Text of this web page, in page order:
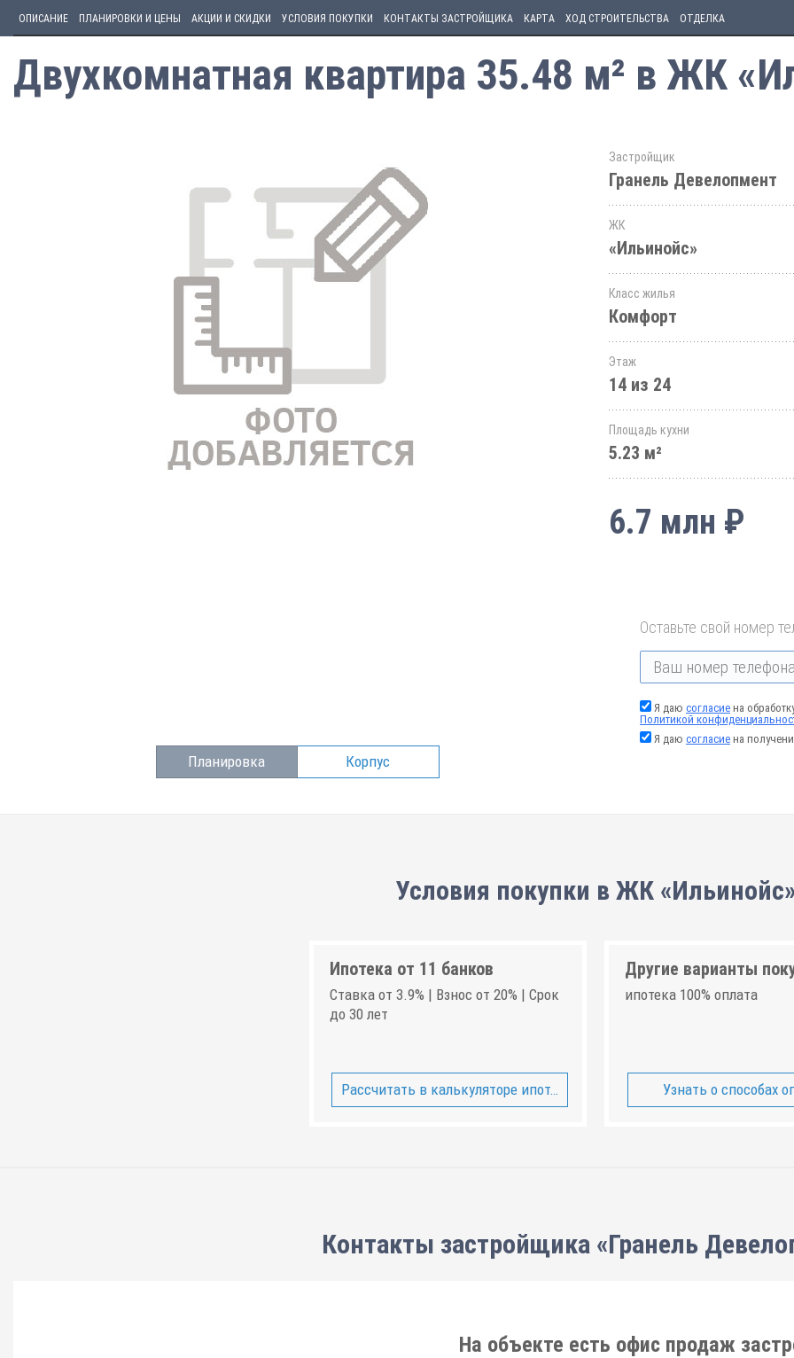
ОПИСАНИЕ ПЛАНИРОВКИ И ЦЕНЫ АКЦИИ И СКИДКИ УСЛОВИЯ ПОКУПКИ КОНТАКТЫ ЗАСТРОЙЩИКА КАРТА ХОД СТРОИТЕЛЬСТВА ОТДЕЛКА
Двухкомнатная квартира 35.48 м² в ЖК
Планировка Корпус
Застройщик
Гранель Девелопмент
ЖК
«Ильинойс»
Класс жилья
Комфорт
Этаж
14 из 24
Площадь кухни
5.23 м²
6.7 млн ₽
Оставьте свой номер
Я даю согласие на
Политикой
Я даю согласие на
Условия покупки в ЖК
Ипотека от 11 банков
Ставка от 3.9% | Взнос от 20% | Срок
до 30 лет
Рассчитать в калькуляторе ипотеки
Другие варианты
ипотека 100% оплата
Узнать о способах
Контакты застройщика «Гранель
На объекте есть офис продаж